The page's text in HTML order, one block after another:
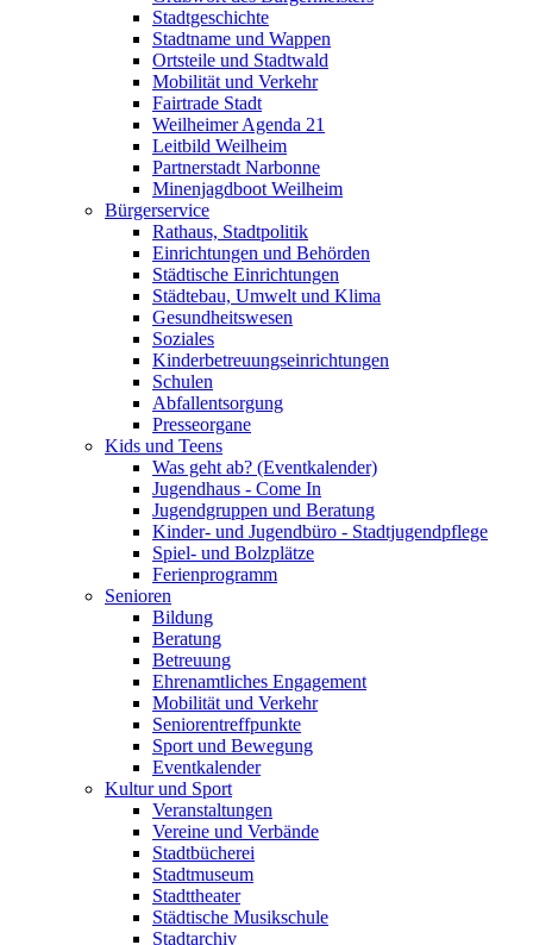
Stadtgeschichte
Stadtname und Wappen
Ortsteile und Stadtwald
Mobilität und Verkehr
Fairtrade Stadt
Weilheimer Agenda 21
Leitbild Weilheim
Partnerstadt Narbonne
Minenjagdboot Weilheim
Bürgerservice
Rathaus, Stadtpolitik
Einrichtungen und Behörden
Städtische Einrichtungen
Städtebau, Umwelt und Klima
Gesundheitswesen
Soziales
Kinderbetreuungseinrichtungen
Schulen
Abfallentsorgung
Presseorgane
Kids und Teens
Was geht ab? (Eventkalender)
Jugendhaus - Come In
Jugendgruppen und Beratung
Kinder- und Jugendbüro - Stadtjugendpflege
Spiel- und Bolzplätze
Ferienprogramm
Senioren
Bildung
Beratung
Betreuung
Ehrenamtliches Engagement
Mobilität und Verkehr
Seniorentreffpunkte
Sport und Bewegung
Eventkalender
Kultur und Sport
Veranstaltungen
Vereine und Verbände
Stadtbücherei
Stadtmuseum
Stadttheater
Städtische Musikschule
Stadtarchiv